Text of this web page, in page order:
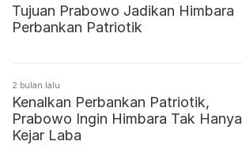
Tujuan Prabowo Jadikan Himbara
Perbankan Patriotik
2 bulan lalu
Kenalkan Perbankan Patriotik,
Prabowo Ingin Himbara Tak Hanya
Kejar Laba